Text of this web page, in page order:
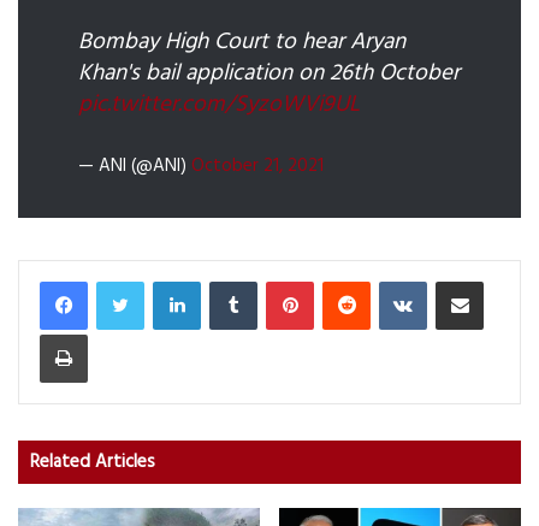
Bombay High Court to hear Aryan
Khan's bail application on 26th October
pic.twitter.com/SyzoWVi9UL
— ANI (@ANI) October 21, 2021
LinkedInTumblr PinterestReddit VKontakteShare via Email
Print
Related Articles